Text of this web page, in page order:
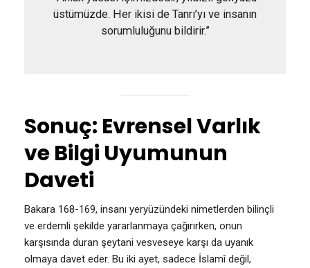
üstümüzde. Her ikisi de Tanrı’yı ve insanın
sorumluluğunu bildirir.”
Sonuç: Evrensel Varlık
ve Bilgi Uyumunun
Daveti
Bakara 168-169, insanı yeryüzündeki nimetlerden bilinçli
ve erdemli şekilde yararlanmaya çağırırken, onun
karşısında duran şeytani vesveseye karşı da uyanık
olmaya davet eder. Bu iki ayet, sadece İslamî değil,